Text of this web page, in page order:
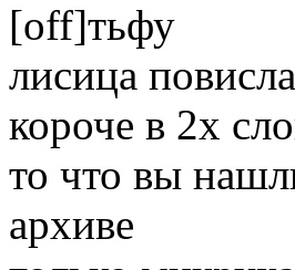
[off]тьфу
лисица
короче в 2х
то что вы
архиве